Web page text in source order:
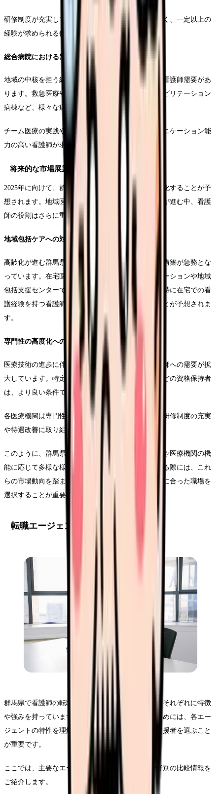
研修制度が充実している一方で、業務の専門性が高く、一定以上の
経験が求められる傾向にあります。
総合病院における需要
地域の中核を担う総合病院では、幅広い診療科での看護師需要があ
ります。救急医療や急性期医療に加え、回復期リハビリテーション
病棟など、様々な病棟での募集が行われています。
チーム医療の実践や地域連携の強化に伴い、コミュニケーション能
力の高い看護師が求められています。
将来的な市場展望
2025年に向けて、群馬県の医療提供体制は大きく変化することが予
想されます。地域医療構想の実現に向けた取り組みが進む中、看護
師の役割はさらに重要性を増していきます。
地域包括ケアへの対応
高齢化が進む群馬県では、地域包括ケアシステムの構築が急務とな
っています。在宅医療の推進に伴い、訪問看護ステーションや地域
包括支援センターでの求人が増加傾向にあります。特に在宅での看
護経験を持つ看護師への需要は今後さらに高まることが予想されま
す。
専門性の高度化への対応
医療技術の進歩に伴い、専門的なスキルを持つ看護師への需要が拡
大しています。特定行為研修修了者や認定看護師などの資格保持者
は、より良い条件での転職機会が増えています。
各医療機関は専門性の高い看護師の確保に向けて、研修制度の充実
や待遇改善に取り組んでいます。
このように、群馬県の看護師求人市場は地域の特性や医療機関の機
能に応じて多様な様相を見せています。転職を考える際には、これ
らの市場動向を踏まえつつ、自身のキャリアプランに合った職場を
選択することが重要です。
転職エージェントの徹底比較
群馬県で看護師の転職支援を行うエージェントは、それぞれに特徴
や強みを持っています。効果的な転職活動を行うためには、各エー
ジェントの特性を理解し、自身のニーズに合った支援者を選ぶこと
が重要です。
ここでは、主要なエージェントの特徴や、専門分野別の比較情報を
ご紹介します。